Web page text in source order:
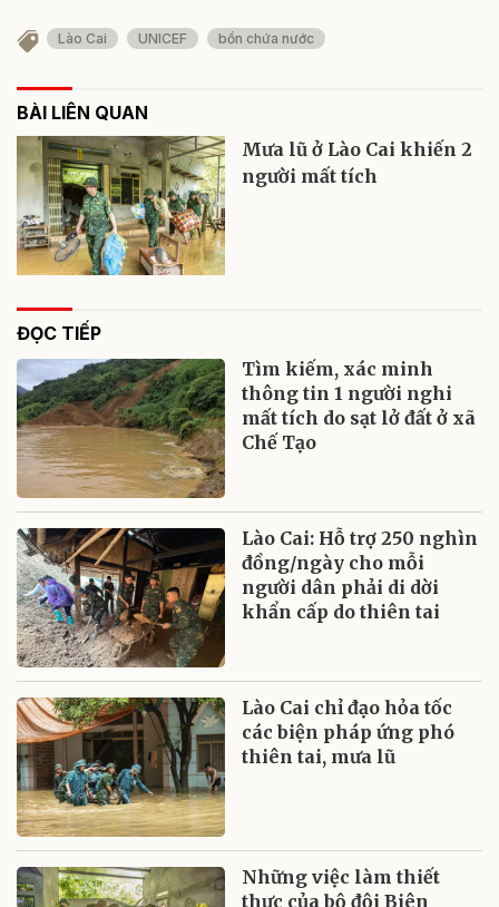
Lào Cai UNICEF bồn chứa nước
BÀI LIÊN QUAN
Mưa lũ ở Lào Cai khiến 2
người mất tích
ĐỌC TIẾP
Tìm kiếm, xác minh
thông tin 1 người nghi
mất tích do sạt lở đất ở xã
Chế Tạo
Lào Cai: Hỗ trợ 250 nghìn
đồng/ngày cho mỗi
người dân phải di dời
khẩn cấp do thiên tai
Lào Cai chỉ đạo hỏa tốc
các biện pháp ứng phó
thiên tai, mưa lũ
Những việc làm thiết
thực của bộ đội Biên